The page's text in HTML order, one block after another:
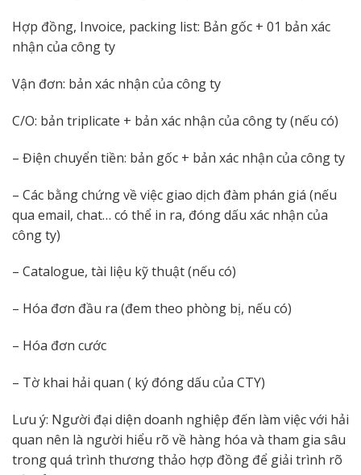
Hợp đồng, Invoice, packing list: Bản gốc + 01 bản xác
nhận của công ty
Vận đơn: bản xác nhận của công ty
C/O: bản triplicate + bản xác nhận của công ty (nếu có)
– Điện chuyển tiền: bản gốc + bản xác nhận của công ty
– Các bằng chứng về việc giao dịch đàm phán giá (nếu
qua email, chat… có thể in ra, đóng dấu xác nhận của
công ty)
– Catalogue, tài liệu kỹ thuật (nếu có)
– Hóa đơn đầu ra (đem theo phòng bị, nếu có)
– Hóa đơn cước
– Tờ khai hải quan ( ký đóng dấu của CTY)
Lưu ý: Người đại diện doanh nghiệp đến làm việc với hải
quan nên là người hiểu rõ về hàng hóa và tham gia sâu
trong quá trình thương thảo hợp đồng để giải trình rõ